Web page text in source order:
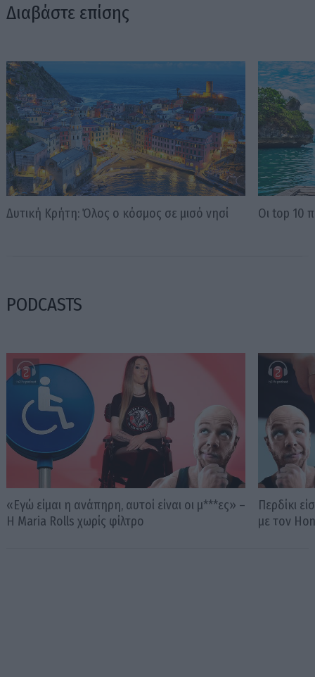
Διαβάστε επίσης
Δυτική Κρήτη: Όλος ο κόσμος σε μισό νησί Οι tοp 10
PODCASTS
«Εγώ είμαι η ανάπηρη, αυτοί είναι οι μ***ες» –
Η Maria Rolls χωρίς φίλτρο
Περδίκι
με τον